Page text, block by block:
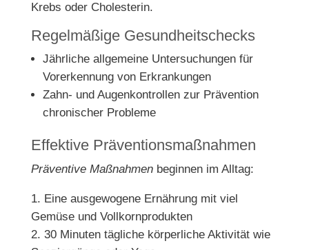
Krebs oder Cholesterin.
Regelmäßige Gesundheitschecks
Jährliche allgemeine Untersuchungen für
Vorerkennung von Erkrankungen
Zahn- und Augenkontrollen zur Prävention
chronischer Probleme
Effektive Präventionsmaßnahmen
Präventive Maßnahmenbeginnen im Alltag:
Eine ausgewogene Ernährung mit viel
Gemüse und Vollkornprodukten
30 Minuten tägliche körperliche Aktivität wie